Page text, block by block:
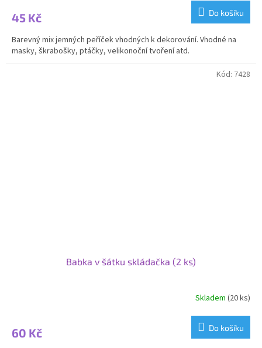
45 Kč Do košíku
Barevný mix jemných peříček vhodných k dekorování. Vhodné na
masky, škrabošky, ptáčky, velikonoční tvoření atd.
Babka v šátku skládačka (2 ks)
Skladem (20 ks)
60 Kč Do košíku
Kód: 7428